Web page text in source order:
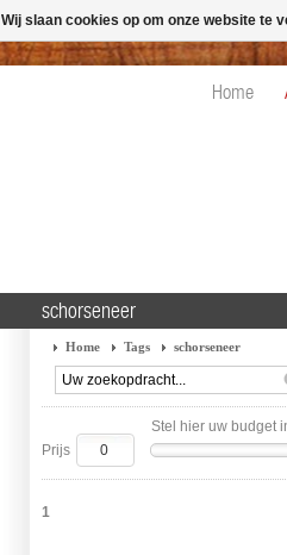
Home
schorseneer
Home Tags schorseneer
Stel hier uw budget
Prijs
1
Wij slaan cookies op om onze website te